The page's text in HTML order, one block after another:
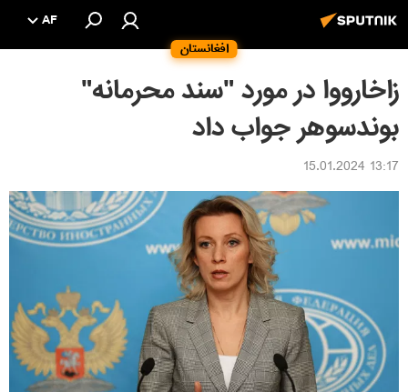
افغانستان
AF
زاخارووا در مورد "سند محرمانه"
بوندسوهر جواب داد
13:17 15.01.2024